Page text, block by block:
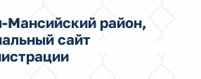
Мансийский район,
сайт